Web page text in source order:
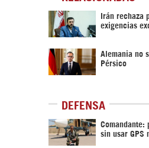
Irán rechaza
exigencias
Alemania no
Pérsico
DEFENSA
Comandante:
sin usar GPS